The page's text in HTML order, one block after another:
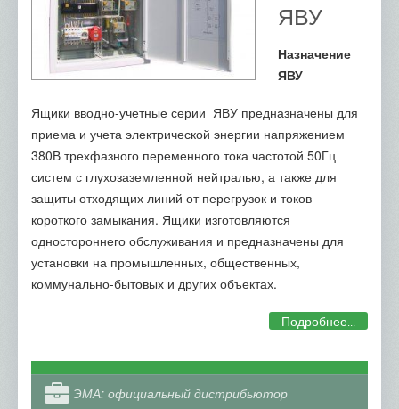
ЯВУ
Назначение
ЯВУ
Ящики вводно-учетные серии ЯВУ предназначены для
приема и учета электрической энергии напряжением
380В трехфазного переменного тока частотой 50Гц
систем с глухозаземленной нейтралью, а также для
защиты отходящих линий от перегрузок и токов
короткого замыкания. Ящики изготовляются
одностороннего обслуживания и предназначены для
установки на промышленных, общественных,
коммунально-бытовых и других объектах.
Подробнее...
ЭМА: официальный дистрибьютор